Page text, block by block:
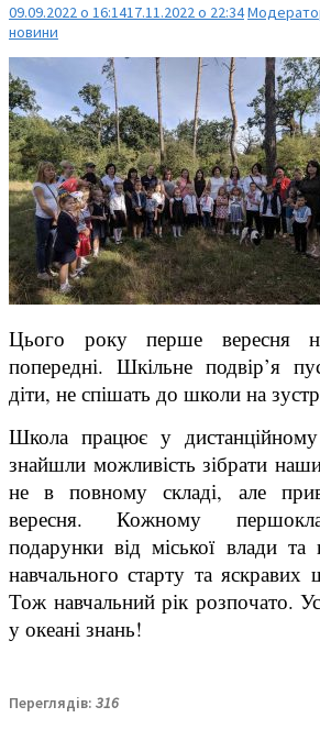
09.09.2022 о 16:1417.11.2022 о 22:34
новини
Цього року перше вересня
попередні. Шкільне подвір’я
діти, не спішать до школи на
Школа працює у
знайшли можливість зібрати
не в повному складі, але
вересня. Кожному
подарунки від міської влади та
навчального старту та яскравих
Тож навчальний рік розпочато.
у океані знань!
Переглядів: 316